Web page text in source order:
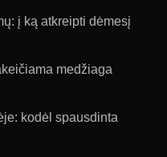
į ką atkreipti dėmesį
medžiaga
kodėl spausdinta